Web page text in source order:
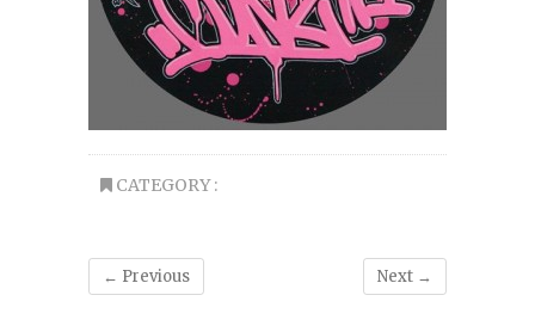
CATEGORY :
← Previous Next →